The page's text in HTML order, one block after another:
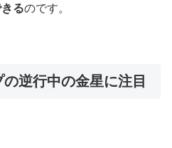
るのです。
逆行中の金星に注目